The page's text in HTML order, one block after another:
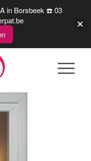
in Borsbeek ☎️ 03